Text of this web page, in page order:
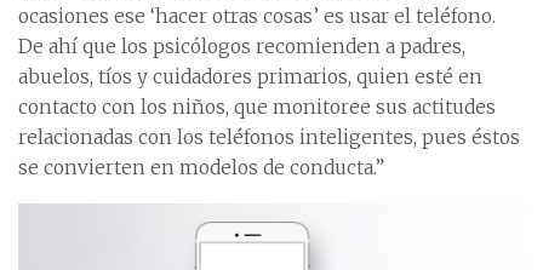
ocasiones ese ‘hacer otras cosas’ es usar el teléfono.
De ahí que los psicólogos recomienden a padres,
abuelos, tíos y cuidadores primarios, quien esté en
contacto con los niños, que monitoree sus actitudes
relacionadas con los teléfonos inteligentes, pues éstos
se convierten en modelos de conducta.”